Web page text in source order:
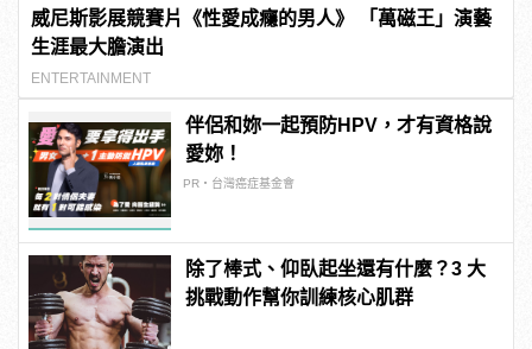
威尼斯影展競賽片《性愛成癮的男人》 「萬磁王」演藝
生涯最大膽演出
ENTERTAINMENT
伴侶和妳一起預防HPV，才有資格說
愛妳！
PR・台灣癌症基金會
除了棒式、仰臥起坐還有什麼？3 大
挑戰動作幫你訓練核心肌群